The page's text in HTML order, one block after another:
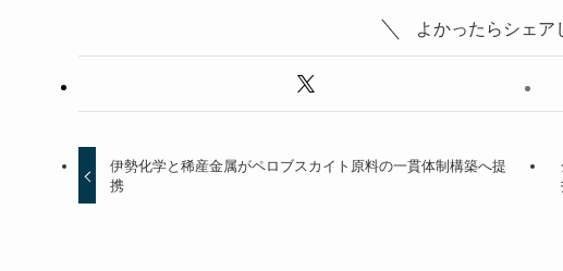
よかったらシェア
伊勢化学と稀産金属がペロブスカイト原料の一貫体制構築へ提
携